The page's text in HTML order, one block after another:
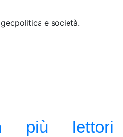
e società.
più lettori